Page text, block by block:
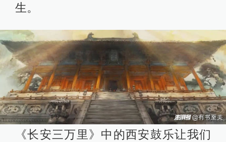
生。
《长安三万里》中的西安鼓乐让我们